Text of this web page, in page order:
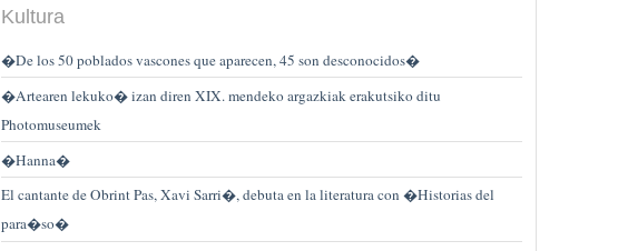
Kultura
�De los 50 poblados vascones que aparecen, 45 son desconocidos�
�Artearen lekuko� izan diren XIX. mendeko argazkiak erakutsiko ditu
Photomuseumek
�Hanna�
El cantante de Obrint Pas, Xavi Sarri�, debuta en la literatura con �Historias del
para�so�